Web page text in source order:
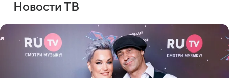
Новости ТВ